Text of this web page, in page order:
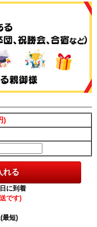
)
に到着
です)
最短)